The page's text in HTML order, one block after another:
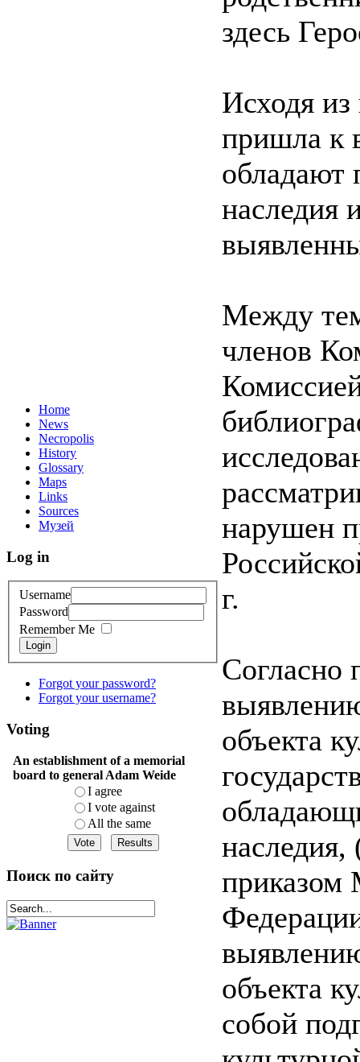
Home
News
Necropolis
History
Glossary
Maps
Links
Sources
Музей
Log in
Username
Password
Remember Me
Login
Forgot your password?
Forgot your username?
Voting
An establishment of a memorial
board to general Adam Weide
I agree
I vote against
All the same
Поиск по сайту
здесь
Исходя
пришла к
обладают
наследия
Между
членов
нарушен
г.
Согласно
объекта
наследия,
приказом
объекта
собой